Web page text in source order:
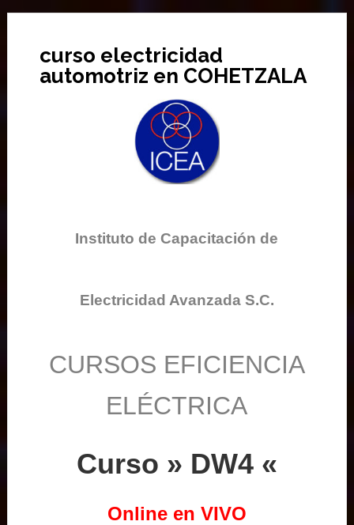
curso electricidad
automotriz en COHETZALA
Instituto de Capacitación de
Electricidad Avanzada S.C.
CURSOS EFICIENCIA
ELÉCTRICA
Curso » DW4 «
Online en VIVO